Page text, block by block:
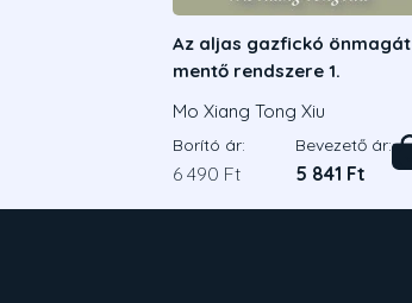
Az aljas gazfickó önmagát
mentő rendszere 1.
Mo Xiang Tong Xiu
Borító ár:
6 490 Ft
Bevezető ár:
5 841 Ft